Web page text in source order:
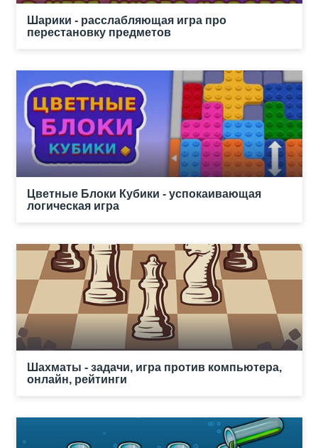
Шарики - расслабляющая игра про
перестановку предметов
Цветные Блоки Кубики - успокаивающая
логическая игра
Шахматы - задачи, игра против компьютера,
онлайн, рейтинги